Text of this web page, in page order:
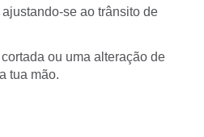
se ao trânsito de
ou uma alteração de
tua mão.